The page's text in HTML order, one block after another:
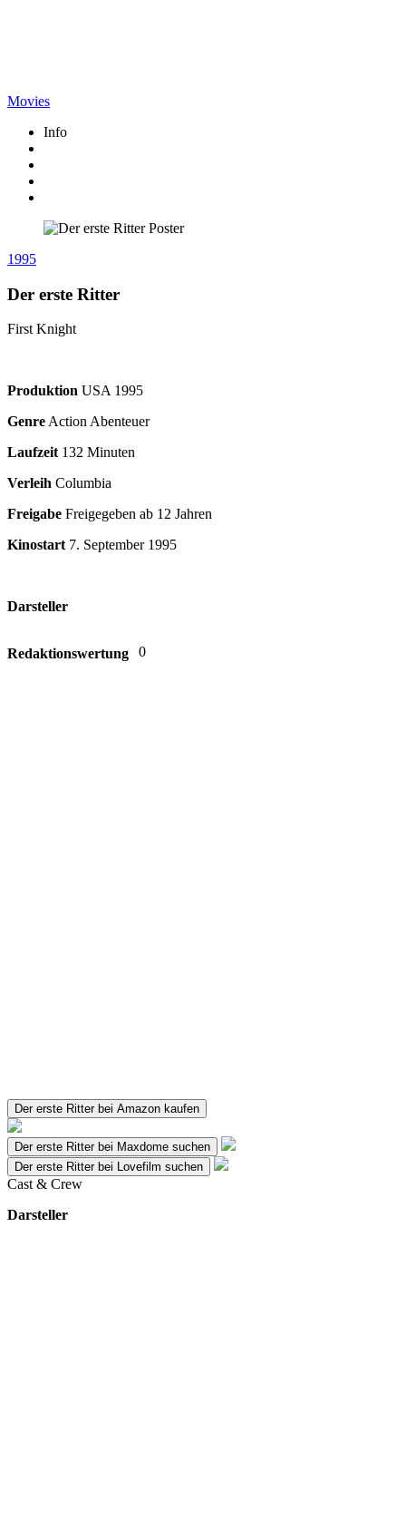
Movies
Info
1995
Der erste Ritter
First Knight
Produktion USA 1995
GenreAction Abenteuer
Laufzeit132 Minuten
Verleih Columbia
Freigabe Freigegeben ab 12 Jahren
Kinostart 7. September 1995
Darsteller
Redaktionswertung 0
Der erste Ritter bei Amazon kaufen
Der erste Ritter bei Maxdome suchen
Der erste Ritter bei Lovefilm suchen
Cast & Crew
Darsteller